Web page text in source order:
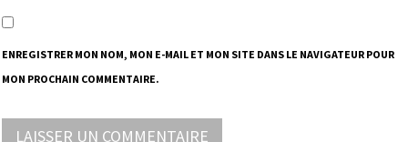
ENREGISTRER MON NOM, MON E-MAIL ET MON SITE DANS LE NAVIGATEUR POUR
MON PROCHAIN COMMENTAIRE.